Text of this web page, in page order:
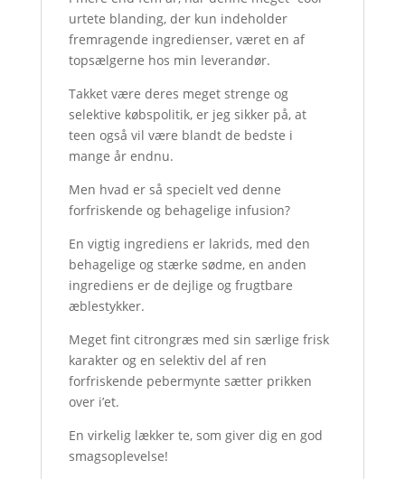
urtete blanding, der kun indeholder
fremragende ingredienser, været en af
topsælgerne hos min leverandør.
Takket være deres meget strenge og
selektive købspolitik, er jeg sikker på, at
teen også vil være blandt de bedste i
mange år endnu.
Men hvad er så specielt ved denne
forfriskende og behagelige infusion?
En vigtig ingrediens er lakrids, med den
behagelige og stærke sødme, en anden
ingrediens er de dejlige og frugtbare
æblestykker.
Meget fint citrongræs med sin særlige frisk
karakter og en selektiv del af ren
forfriskende pebermynte sætter prikken
over i’et.
En virkelig lækker te, som giver dig en god
smagsoplevelse!